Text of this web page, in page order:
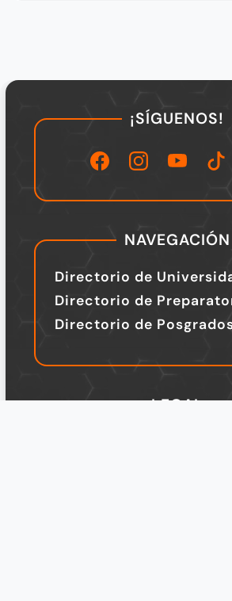
¡SÍGUENOS!
NAVEGACIÓN
Directorio de
Directorio de
Directorio de
LEGAL